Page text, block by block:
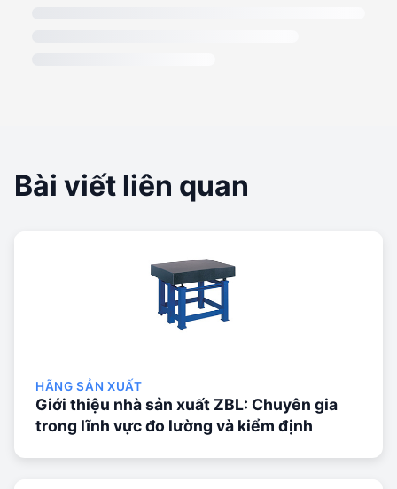
Bài viết liên quan
HÃNG SẢN XUẤT
Giới thiệu nhà sản xuất ZBL: Chuyên gia
trong lĩnh vực đo lường và kiểm định